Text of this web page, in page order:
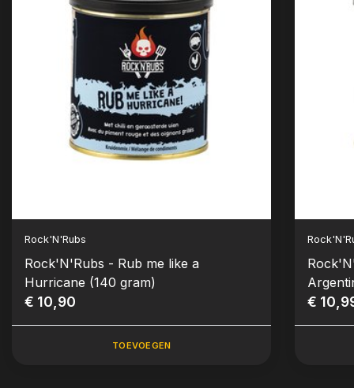
Rock'N'Rubs
Rock'N'Rubs - Rub me like a
Hurricane (140 gram)
€ 10,90
TOEVOEGEN
€